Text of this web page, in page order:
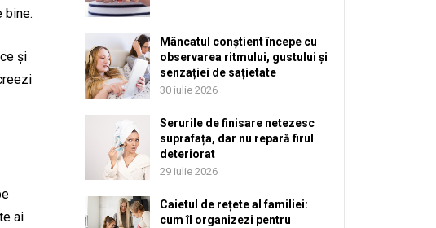
bine.
și
ai
Mâncatul conștient începe cu
observarea ritmului, gustului și
senzației de sațietate
30 iulie 2026
Serurile de finisare netezesc
suprafața, dar nu repară firul
deteriorat
29 iulie 2026
Caietul de rețete al familiei:
cum îl organizezi pentru